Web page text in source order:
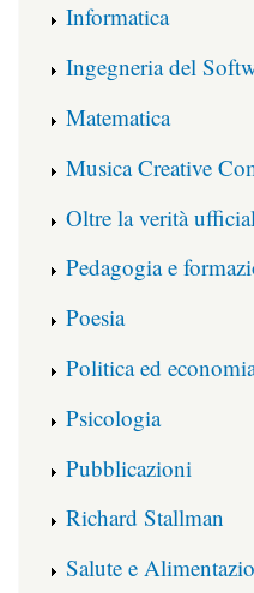
Informatica
Ingegneria del
Matematica
Musica Creative
Oltre la verità
Pedagogia e
Poesia
Politica ed
Psicologia
Pubblicazioni
Richard Stallman
Salute e